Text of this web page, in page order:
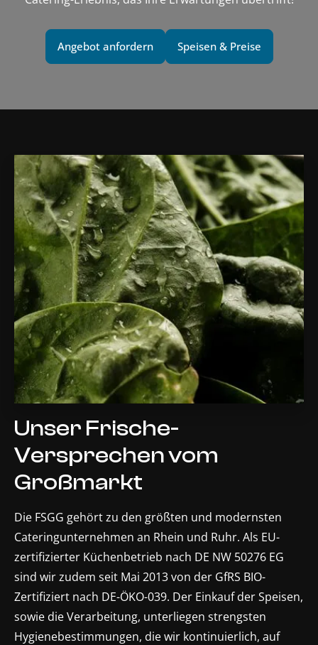
Angebot anfordern Speisen & Preise
Unser Frische-
Versprechen vom
Großmarkt
Die FSGG gehört zu den größten und modernsten
Cateringunternehmen an Rhein und Ruhr. Als EU-
zertifizierter Küchenbetrieb nach DE NW 50276 EG
sind wir zudem seit Mai 2013 von der GfRS BIO-
Zertifiziert nach DE-ÖKO-039. Der Einkauf der Speisen,
sowie die Verarbeitung, unterliegen strengsten
Hygienebestimmungen, die wir kontinuierlich, auf